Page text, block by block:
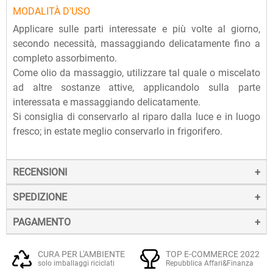
MODALITÀ D'USO
Applicare sulle parti interessate e più volte al giorno,
secondo necessità, massaggiando delicatamente fino a
completo assorbimento.
Come olio da massaggio, utilizzare tal quale o miscelato
ad altre sostanze attive, applicandolo sulla parte
interessata e massaggiando delicatamente.
Si consiglia di conservarlo al riparo dalla luce e in luogo
fresco; in estate meglio conservarlo in frigorifero.
RECENSIONI
SPEDIZIONE
La spedizione dei prodotti avviene entro 24 ore dall'ordine
(sabato e festivi esclusi), tramite corriere SDA.
Quando l'ordine sarà spedito, riceverai una e-mail di
conferma, contenente un link alla tracciatura online
PAGAMENTO
Il pagamento degli ordini può avvenire:
CURA PER L'AMBIENTE
solo imballaggi riciclati
TOP E-COMMERCE 2022
Repubblica Affari&Finanza